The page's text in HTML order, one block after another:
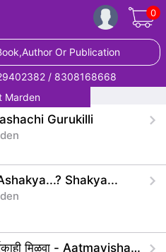
0
Or Publication
/ 8308168668
Marden
Gurukilli
Shakya...
आत्मविश्वास वाढवा सर्वकाही मिळवा - Aatmavishawas Vadhava Sarvakahi Milava